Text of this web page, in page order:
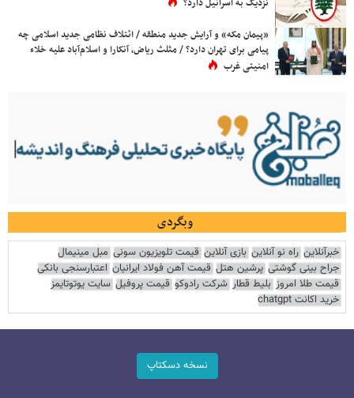
«پیمان مکه» و آرایش جدید منطقه / ائتلاف نظامی جدید اسلامی چه
پیامی برای تهران دارد؟ / مثلث ریاض، آنکارا و اسلام‌آباد علیه خلاء
امنیتی غرب
وبگردی
خبرآنلاین راه نو آنلاین بازی آنلاین قیمت تلویزیون سونی مبل مینیمال
جراح بینی گوشتی پرشین هتل قیمت آهن فولاد ایرانیان اعتبارسنجی بانکی
قیمت طلا امروز بلیط قطار شرکت رادوکو قیمت پروفیل سایت یوتوتایمز
خرید اکانت chatgpt
نسخه دسکتاپ